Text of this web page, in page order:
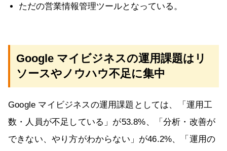
ただの営業情報管理ツールとなっている。
Google マイビジネスの運用課題はリ
ソースやノウハウ不足に集中
Google マイビジネスの運用課題としては、「運用工
数・人員が不足している」が53.8%、「分析・改善が
できない、やり方がわからない」が46.2%、「運用の